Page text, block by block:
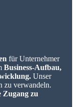
für Unternehmer
Business-Aufbau,
Unser
zu verwandeln.
Zugang zu